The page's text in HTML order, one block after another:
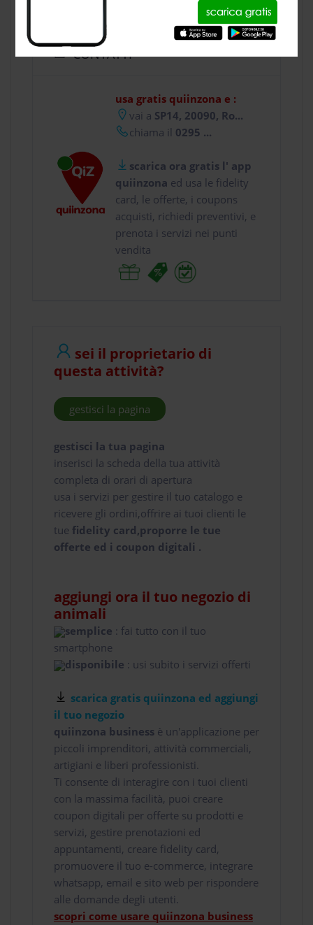
CONTATTI
usa gratis quiinzona e :
vai a SP14, 20090, Ro...
chiama il 0295 ...
scarica ora gratis l' app
quiinzona ed usa le fidelity
card, le offerte, i coupons
acquisti, richiedi preventivi, e
prenota i servizi nei punti
vendita
sei il proprietario di
questa attività?
gestisci la pagina
gestisci la tua pagina
inserisci la scheda della tua attività
completa di orari di apertura
usa i servizi per gestire il tuo catalogo e
ricevere gli ordini,offrire ai tuoi clienti le
tue fidelity card,proporre le tue
offerte ed i coupon digitali .
aggiungi ora il tuo negozio di
animali
semplice : fai tutto con il tuo
smartphone
disponibile : usi subito i servizi offerti
scarica gratis quiinzona ed aggiungi
il tuo negozio
quiinzona business è un'applicazione per
piccoli imprenditori, attività commerciali,
artigiani e liberi professionisti.
Ti consente di interagire con i tuoi clienti
con la massima facilità, puoi creare
coupon digitali per offerte su prodotti e
servizi, gestire prenotazioni ed
appuntamenti, creare fidelity card,
promuovere il tuo e-commerce, integrare
whatsapp, email e sito web per rispondere
alle domande degli utenti.
scopri come usare quiinzona business